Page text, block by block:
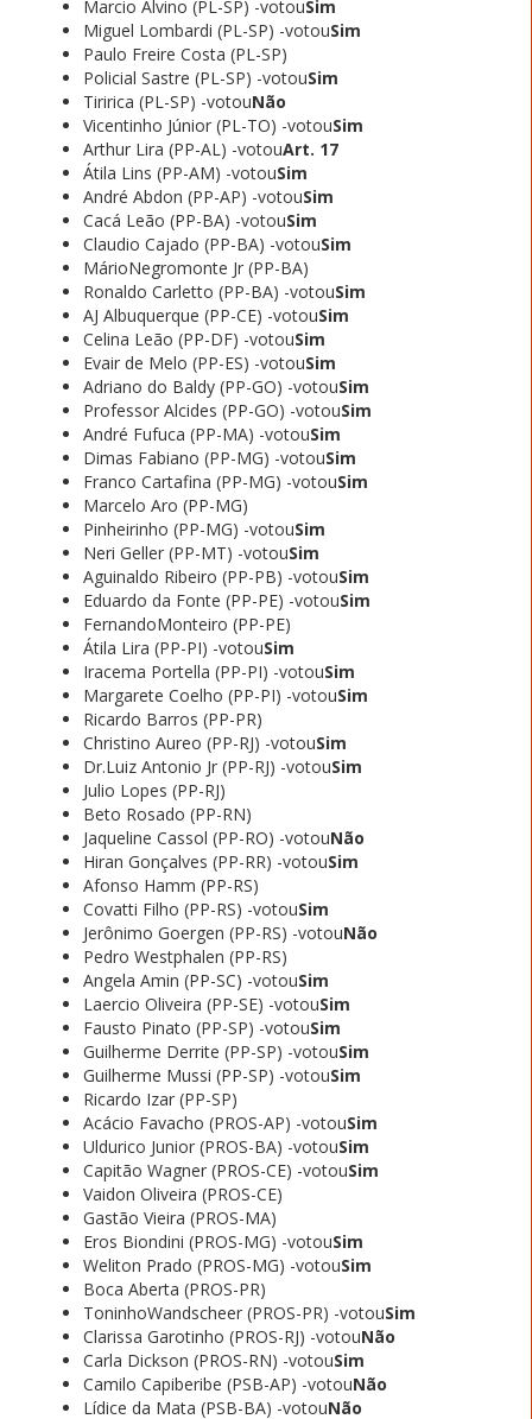
Marcio Alvino (PL-SP) -votouSim
Miguel Lombardi (PL-SP) -votouSim
Paulo Freire Costa (PL-SP)
Policial Sastre (PL-SP) -votouSim
Tiririca (PL-SP) -votouNão
Vicentinho Júnior (PL-TO) -votouSim
Arthur Lira (PP-AL) -votouArt. 17
Átila Lins (PP-AM) -votouSim
André Abdon (PP-AP) -votouSim
Cacá Leão (PP-BA) -votouSim
Claudio Cajado (PP-BA) -votouSim
MárioNegromonte Jr (PP-BA)
Ronaldo Carletto (PP-BA) -votouSim
AJ Albuquerque (PP-CE) -votouSim
Celina Leão (PP-DF) -votouSim
Evair de Melo (PP-ES) -votouSim
Adriano do Baldy (PP-GO) -votouSim
Professor Alcides (PP-GO) -votouSim
André Fufuca (PP-MA) -votouSim
Dimas Fabiano (PP-MG) -votouSim
Franco Cartafina (PP-MG) -votouSim
Marcelo Aro (PP-MG)
Pinheirinho (PP-MG) -votouSim
Neri Geller (PP-MT) -votouSim
Aguinaldo Ribeiro (PP-PB) -votouSim
Eduardo da Fonte (PP-PE) -votouSim
FernandoMonteiro (PP-PE)
Átila Lira (PP-PI) -votouSim
Iracema Portella (PP-PI) -votouSim
Margarete Coelho (PP-PI) -votouSim
Ricardo Barros (PP-PR)
Christino Aureo (PP-RJ) -votouSim
Dr.Luiz Antonio Jr (PP-RJ) -votouSim
Julio Lopes (PP-RJ)
Beto Rosado (PP-RN)
Jaqueline Cassol (PP-RO) -votouNão
Hiran Gonçalves (PP-RR) -votouSim
Afonso Hamm (PP-RS)
Covatti Filho (PP-RS) -votouSim
Jerônimo Goergen (PP-RS) -votouNão
Pedro Westphalen (PP-RS)
Angela Amin (PP-SC) -votouSim
Laercio Oliveira (PP-SE) -votouSim
Fausto Pinato (PP-SP) -votouSim
Guilherme Derrite (PP-SP) -votouSim
Guilherme Mussi (PP-SP) -votouSim
Ricardo Izar (PP-SP)
Acácio Favacho (PROS-AP) -votouSim
Uldurico Junior (PROS-BA) -votouSim
Capitão Wagner (PROS-CE) -votouSim
Vaidon Oliveira (PROS-CE)
Gastão Vieira (PROS-MA)
Eros Biondini (PROS-MG) -votouSim
Weliton Prado (PROS-MG) -votouSim
Boca Aberta (PROS-PR)
ToninhoWandscheer (PROS-PR) -votouSim
Clarissa Garotinho (PROS-RJ) -votouNão
Carla Dickson (PROS-RN) -votouSim
Camilo Capiberibe (PSB-AP) -votouNão
Lídice da Mata (PSB-BA) -votouNão